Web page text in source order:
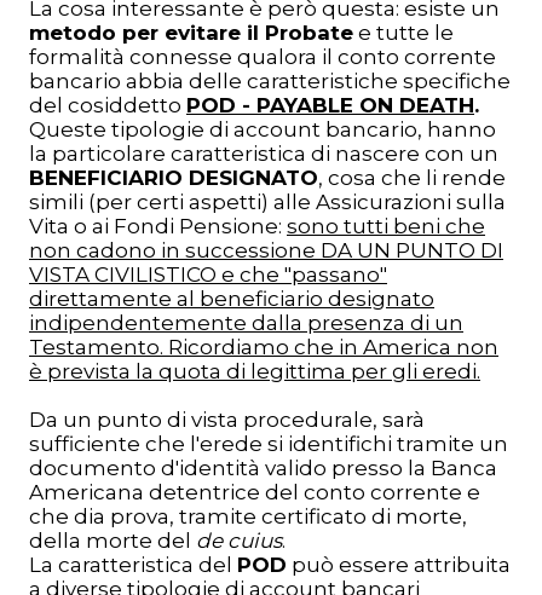
La cosa interessante è però questa: esiste un
metodo per evitare il Probate e tutte le
formalità connesse qualora il conto corrente
bancario abbia delle caratteristiche specifiche
del cosiddetto POD - PAYABLE ON DEATH.
Queste tipologie di account bancario, hanno
la particolare caratteristica di nascere con un
BENEFICIARIO DESIGNATO, cosa che li rende
simili (per certi aspetti) alle Assicurazioni sulla
Vita o ai Fondi Pensione: sono tutti beni che
non cadono in successione DA UN PUNTO DI
VISTA CIVILISTICO e che "passano"
direttamente al beneficiario designato
indipendentemente dalla presenza di un
Testamento. Ricordiamo che in America non
è prevista la quota di legittima per gli eredi.
Da un punto di vista procedurale, sarà
sufficiente che l'erede si identifichi tramite un
documento d'identità valido presso la Banca
Americana detentrice del conto corrente e
che dia prova, tramite certificato di morte,
della morte del de cuius.
La caratteristica del POD può essere attribuita
a diverse tipologie di account bancari